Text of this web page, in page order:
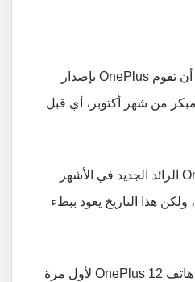
أن تقوم
بإصدار
مبكر من شهر أكتوبر، أي قبل
الرائد الجديد في الأشهر
ولكن هذا التاريخ يعود ببطء
هاتف لأول مرة